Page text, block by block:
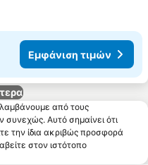
Εμφάνιση τιμών
λαμβάνουμε από τους
Αυτό σημαίνει ότι
την ίδια ακριβώς προσφορά
στον ιστότοπο